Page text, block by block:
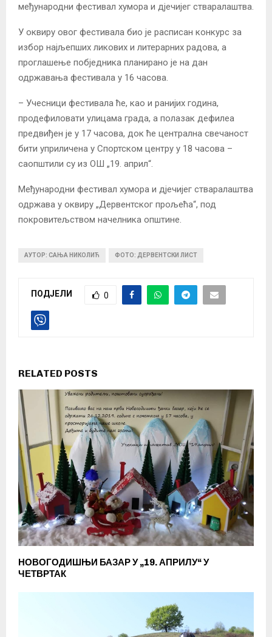
међународни фестивал хумора и дјечијег стваралаштва.
У оквиру овог фестивала био је расписан конкурс за
избор најљепших ликових и литерарних радова, а
проглашење побједника планирано је на дан
одржавања фестивала у 16 часова.
– Учесници фестивала ће, као и ранијих година,
продефиловати улицама града, а полазак дефилеа
предвиђен је у 17 часова, док ће централна свечаност
бити уприличена у Спортском центру у 18 часова –
саопштили су из ОШ „19. април“.
Међународни фестивал хумора и дјечијег стваралаштва
одржава у оквиру „Дервентског прољећа“, под
покровитељством начелника општине.
АУТОР: САЊА НИКОЛИЋ ФОТО: ДЕРВЕНТСКИ ЛИСТ
ПОДЈЕЛИ 0
RELATED POSTS
НОВОГОДИШЊИ БАЗАР У „19. АПРИЛУ“ У
ЧЕТВРТАК